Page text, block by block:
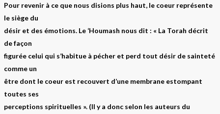
Pour revenir à ce que nous disions plus haut, le coeur représente
le siège du
désir et des émotions. Le ‘Houmash nous dit : « La Torah décrit
de façon
figurée celui qui s’habitue à pécher et perd tout désir de sainteté
comme un
être dont le coeur est recouvert d’une membrane estompant
toutes ses
perceptions spirituelles ». (Il y a donc selon les auteurs du